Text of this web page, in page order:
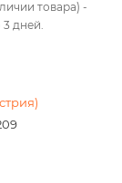
товара) -
3 дней.